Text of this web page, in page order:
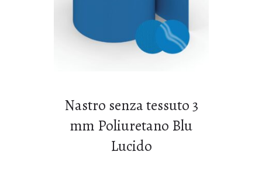
Nastro senza tessuto 3
mm Poliuretano Blu
Lucido